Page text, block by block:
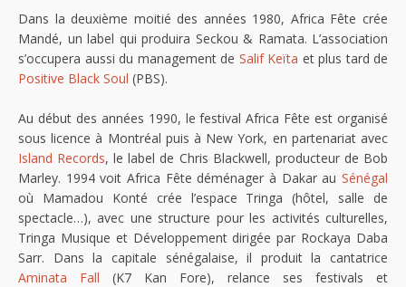
Dans la deuxième moitié des années 1980, Africa Fête crée
Mandé, un label qui produira Seckou & Ramata. L’association
s’occupera aussi du management de Salif Keïta et plus tard de
Positive Black Soul (PBS).
Au début des années 1990, le festival Africa Fête est organisé
sous licence à Montréal puis à New York, en partenariat avec
Island Records, le label de Chris Blackwell, producteur de Bob
Marley. 1994 voit Africa Fête déménager à Dakar au Sénégal
où Mamadou Konté crée l’espace Tringa (hôtel, salle de
spectacle…), avec une structure pour les activités culturelles,
Tringa Musique et Développement dirigée par Rockaya Daba
Sarr. Dans la capitale sénégalaise, il produit la cantatrice
Aminata Fall (K7 Kan Fore), relance ses festivals et